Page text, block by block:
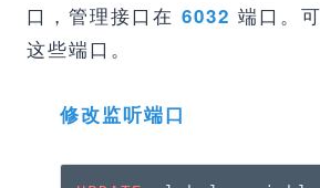
口，管理接口在 6032 端口。
这些端口。
修改监听端口